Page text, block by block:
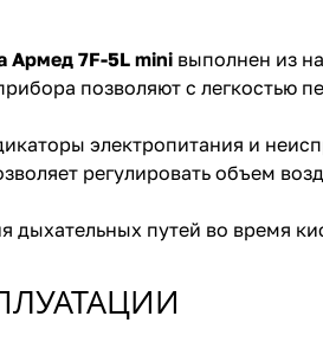
Армед 7F-5L mini выполнен из
позволяют с легкостью
электропитания и
регулировать объем
путей во время